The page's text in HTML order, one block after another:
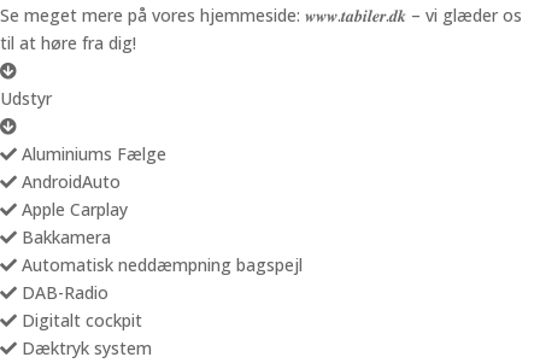
Se meget mere på vores hjemmeside: 𝒘𝒘𝒘.𝒕𝒂𝒃𝒊𝒍𝒆𝒓.𝒅𝒌 – vi glæder os
til at høre fra dig!
Udstyr
Aluminiums Fælge
AndroidAuto
Apple Carplay
Bakkamera
Automatisk neddæmpning bagspejl
DAB-Radio
Digitalt cockpit
Dæktryk system